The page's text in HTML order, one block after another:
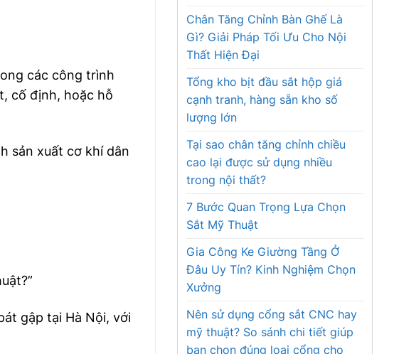
các công trình
cố định, hoặc hỗ
sản xuất cơ khí dân
gập tại Hà Nội, với
Chân Tăng Chỉnh Bàn Ghế Là
Gì? Giải Pháp Tối Ưu Cho Nội
Thất Hiện Đại
Tổng kho bịt đầu sắt hộp giá
cạnh tranh, hàng sẵn kho số
lượng lớn
Tại sao chân tăng chỉnh chiều
cao lại được sử dụng nhiều
trong nội thất?
7 Bước Quan Trọng Lựa Chọn
Sắt Mỹ Thuật
Gia Công Ke Giường Tầng Ở
Đâu Uy Tín? Kinh Nghiệm Chọn
Xưởng
Nên sử dụng cổng sắt CNC hay
mỹ thuật? So sánh chi tiết giúp
bạn chọn đúng loại cổng cho